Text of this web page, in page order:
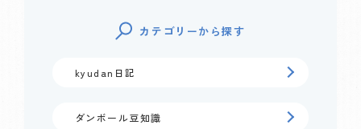
カテゴリーから探す
kyudan日記
ダンボール豆知識